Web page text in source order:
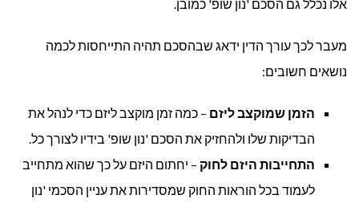
אלו נכלל גם הסכם 'נון שופ' כמובן.
מעבר לכך עורך הדין ידאג שבהסכם תהיה התייחסות לכמה
נושאים חשובים:
הזמן שמוקצב ליזם – כמה זמן מוקצב ליזם כדי לנהל את
הבדיקות שלו ולהחזיק את הסכם 'נון שופ' בידיו לצורך כל.
התחייבות היזם לחוק – יחתום היזם על כך שהוא מתחייב
לעמוד בכל הוראות החוק שמסדירות את עניין הסכמי 'נון